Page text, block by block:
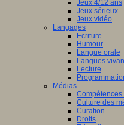
Jeux 4/12 ans
Jeux sérieux
Jeux vidéo
Langages
Ecriture
Humour
Langue orale
Langues
Lecture
Médias
Culture des
Curation
Droits